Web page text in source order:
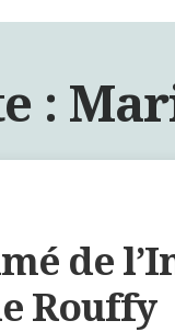
:
de
Rouffy